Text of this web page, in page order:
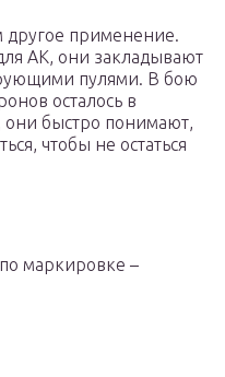
применение.
АК, они закладывают
пулями. В бою
осталось в
они быстро понимают,
чтобы не остаться
маркировке –